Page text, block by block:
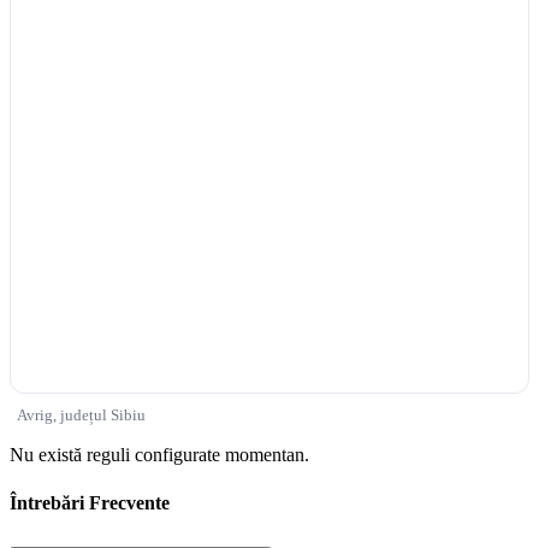
Avrig, județul Sibiu
Nu există reguli configurate momentan.
Întrebări Frecvente